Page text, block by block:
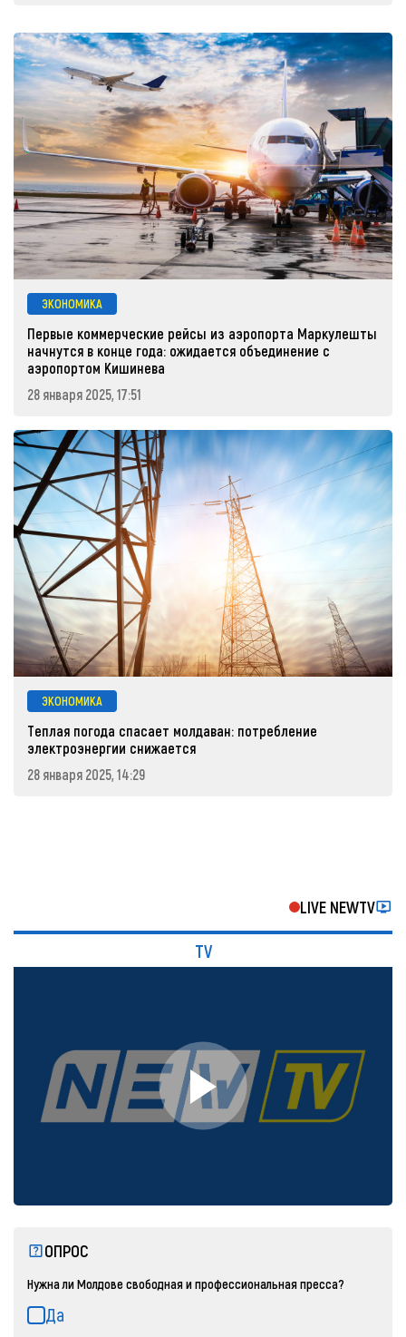
ЭКОНОМИКА
Первые коммерческие рейсы из аэропорта Маркулешты
начнутся в конце года: ожидается объединение с
аэропортом Кишинева
28 января 2025, 17:51
ЭКОНОМИКА
Теплая погода спасает молдаван: потребление
электроэнергии снижается
28 января 2025, 14:29
LIVE NEWTV
TV
ОПРОС
Нужна ли Молдове свободная и профессиональная пресса?
Да